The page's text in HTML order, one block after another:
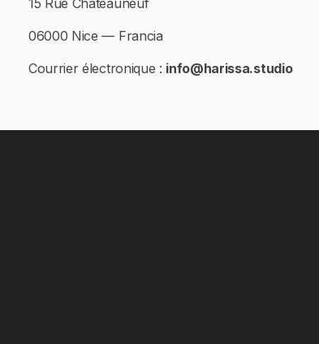
15 Rue Châteauneuf
06000 Nice — Francia
Courrier électronique : info@harissa.studio